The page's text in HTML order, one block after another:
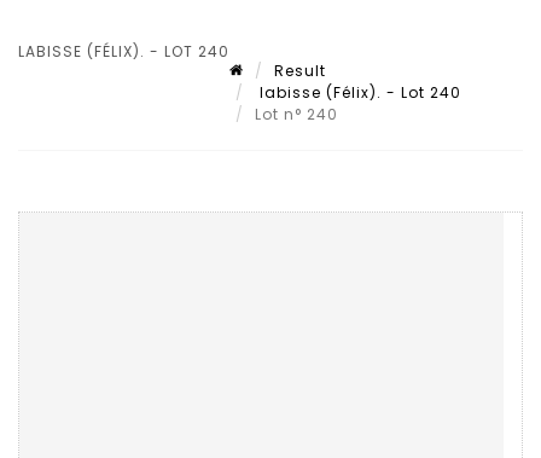
LABISSE (FÉLIX). - LOT 240
Result
labisse (Félix). - Lot 240
Lot n° 240